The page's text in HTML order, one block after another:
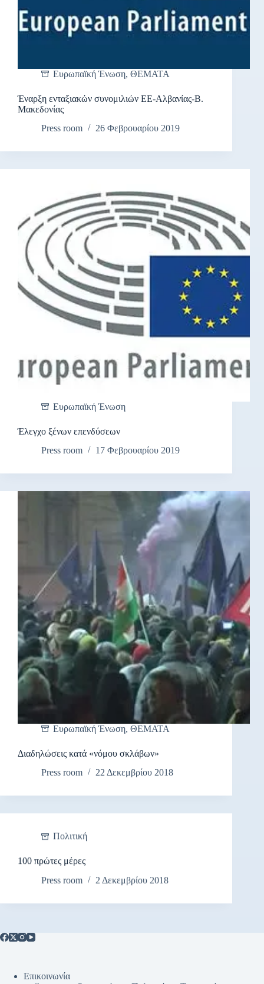
Ευρωπαϊκή Ένωση, ΘΕΜΑΤΑ
Έναρξη ενταξιακών συνομιλιών ΕΕ-Αλβανίας-Β.
Μακεδονίας
Press room
26 Φεβρουαρίου 2019
Ευρωπαϊκή Ένωση
Έλεγχο ξένων επενδύσεων
Press room
17 Φεβρουαρίου 2019
Ευρωπαϊκή Ένωση, ΘΕΜΑΤΑ
Διαδηλώσεις κατά «νόμου σκλάβων»
Press room
22 Δεκεμβρίου 2018
Πολιτική
100 πρώτες μέρες
Press room
2 Δεκεμβρίου 2018
Επικοινωνία